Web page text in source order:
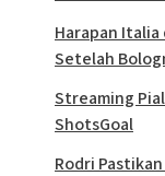
Harapan Italia
Setelah
Streaming
ShotsGoal
Rodri